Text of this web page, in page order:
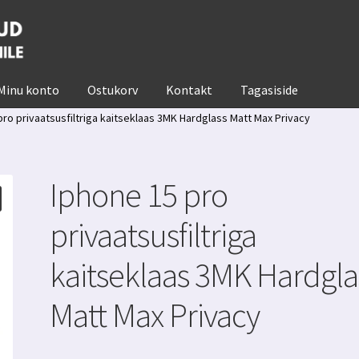
konto Ostukorv Kontakt Tagasiside
privaatsusfiltriga kaitseklaas 3MK Hardglass Matt Max Privacy
Iphone 15 pro
privaatsusfiltriga
kaitseklaas 3MK
Matt Max Privacy